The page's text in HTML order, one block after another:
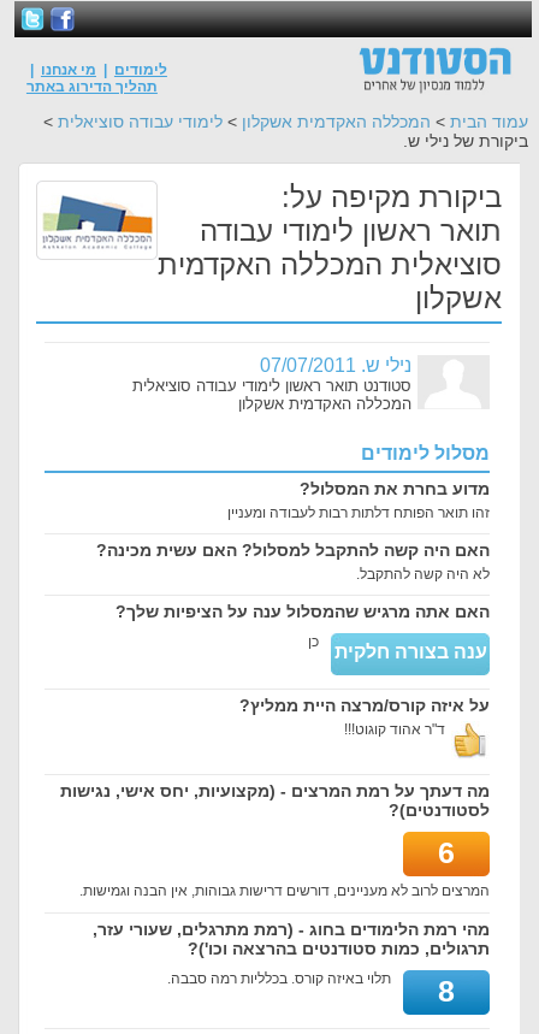
לימודים מי אנחנו
תהליך הדירוג באתר
עמוד הבית > המכללה האקדמית אשקלון > לימודי עבודה סוציאלית >
ביקורת של נילי ש.
ביקורת מקיפה על:
תואר ראשון לימודי עבודה
סוציאלית המכללה האקדמית
אשקלון
נילי ש. 07/07/2011
סטודנט תואר ראשון לימודי עבודה סוציאלית
המכללה האקדמית אשקלון
מסלול לימודים
מדוע בחרת את המסלול?
זהו תואר הפותח דלתות רבות לעבודה ומעניין
האם היה קשה להתקבל למסלול? האם עשית מכינה?
לא היה קשה להתקבל.
האם אתה מרגיש שהמסלול ענה על הציפיות שלך?
ענה בצורה חלקית כן
על איזה קורס/מרצה היית ממליץ?
ד"ר אהוד קוגוט!!!
מה דעתך על רמת המרצים - (מקצועיות, יחס אישי, נגישות
לסטודנטים)?
6
המרצים לרוב לא מעניינים, דורשים דרישות גבוהות, אין הבנה וגמישות.
מהי רמת הלימודים בחוג - (רמת מתרגלים, שעורי עזר,
תרגולים, כמות סטודנטים בהרצאה וכו')?
8 תלוי באיזה קורס. בכלליות רמה סבבה.